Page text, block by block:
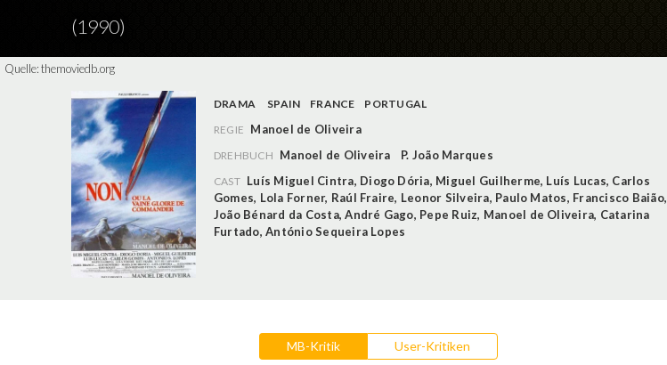
(1990)
Quelle:themoviedb.org
DRAMA SPAIN FRANCE
PORTUGAL
REGIE Manoel de Oliveira
DREHBUCH Manoel de Oliveira P. João Marques
CAST Luís Miguel Cintra, Diogo Dória, Miguel Guilherme, Luís Lucas, Carlos
Gomes, Lola Forner, Raúl Fraire, Leonor Silveira, Paulo Matos, Francisco Baião,
João Bénard da Costa,André Gago, Pepe Ruiz, Manoel de Oliveira, Catarina
Furtado,António Sequeira Lopes
MB-Kritik User-Kritiken